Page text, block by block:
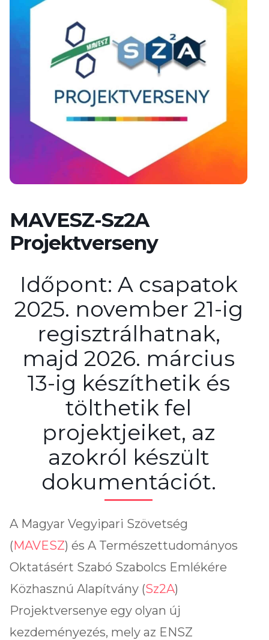
MAVESZ-Sz2A
Projektverseny
Időpont: A csapatok
2025. november 21-ig
regisztrálhatnak,
majd 2026. március
13-ig készíthetik és
tölthetik fel
projektjeiket, az
azokról készült
dokumentációt.
A Magyar Vegyipari Szövetség
(MAVESZ) és A Természettudományos
Oktatásért Szabó Szabolcs Emlékére
Közhasznú Alapítvány (Sz2A)
Projektversenye egy olyan új
kezdeményezés, mely az ENSZ